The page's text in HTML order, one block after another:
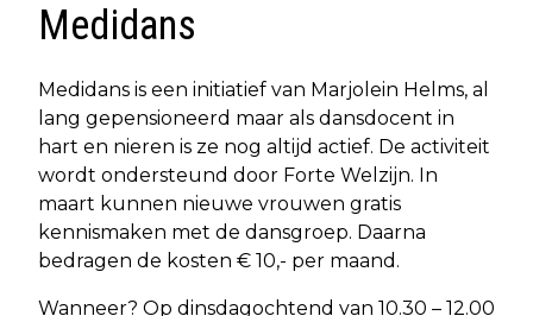
Medidans
Medidans is een initiatief van Marjolein Helms, al
lang gepensioneerd maar als dansdocent in
hart en nieren is ze nog altijd actief. De activiteit
wordt ondersteund door Forte Welzijn. In
maart kunnen nieuwe vrouwen gratis
kennismaken met de dansgroep. Daarna
bedragen de kosten € 10,- per maand.
Wanneer? Op dinsdagochtend van 10.30 – 12.00